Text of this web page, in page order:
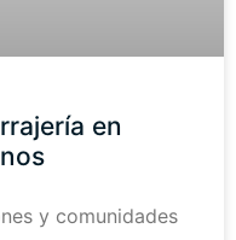
en
y comunidades